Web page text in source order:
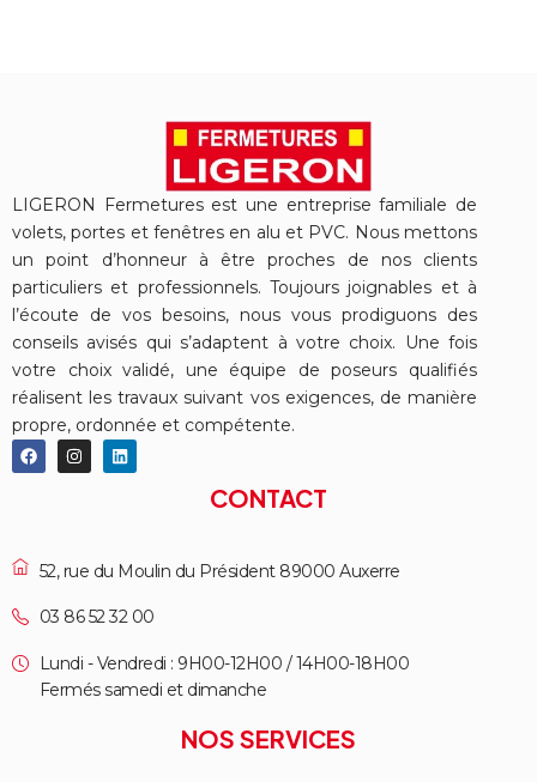
LIGERON Fermetures est une entreprise familiale de
volets, portes et fenêtres en alu et PVC. Nous mettons
un point d’honneur à être proches de nos clients
particuliers et professionnels. Toujours joignables et à
l’écoute de vos besoins, nous vous prodiguons des
conseils avisés qui s’adaptent à votre choix. Une fois
votre choix validé, une équipe de poseurs qualifiés
réalisent les travaux suivant vos exigences, de manière
propre, ordonnée et compétente.
CONTACT
52, rue du Moulin du Président 89000 Auxerre
03 86 52 32 00
Lundi - Vendredi : 9H00-12H00 / 14H00-18H00
Fermés samedi et dimanche
NOS SERVICES